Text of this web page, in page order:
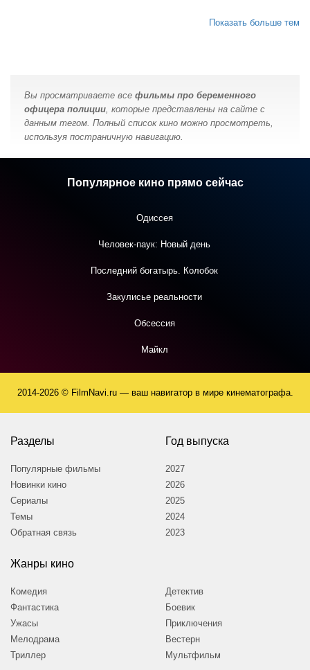
Показать больше тем
Вы просматриваете все фильмы про беременного
офицера полиции, которые представлены на сайте с
данным тегом. Полный список кино можно просмотреть,
используя постраничную навигацию.
Популярное кино прямо сейчас
Одиссея
Человек-паук: Новый день
Последний богатырь. Колобок
Закулисье реальности
Обсессия
Майкл
2014-2026 © FilmNavi.ru — ваш навигатор в мире кинематографа.
Разделы
Популярные фильмы
Новинки кино
Сериалы
Темы
Обратная связь
Год выпуска
2027
2026
2025
2024
2023
Жанры кино
Комедия
Фантастика
Ужасы
Мелодрама
Триллер
Детектив
Боевик
Приключения
Вестерн
Мультфильм